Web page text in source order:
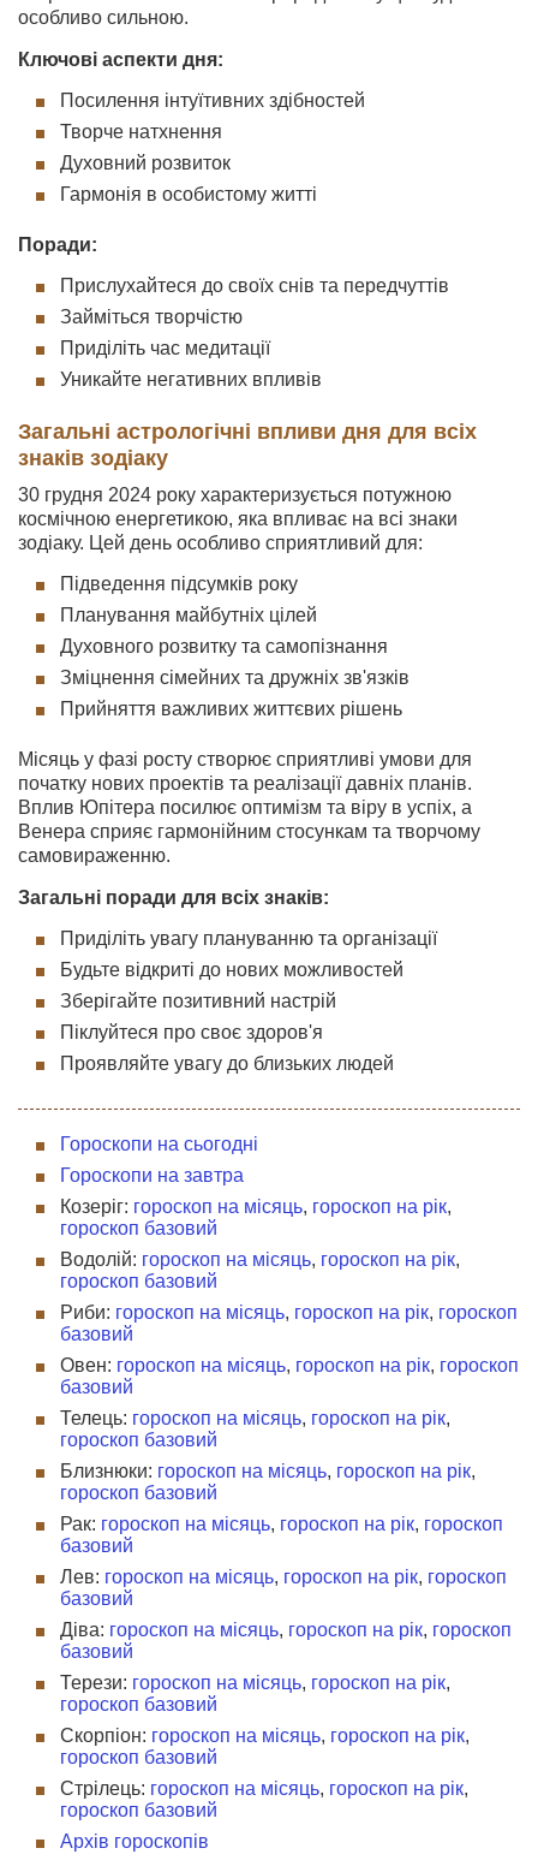
особливо сильною.
Ключові аспекти дня:
Посилення інтуїтивних здібностей
Творче натхнення
Духовний розвиток
Гармонія в особистому житті
Поради:
Прислухайтеся до своїх снів та передчуттів
Займіться творчістю
Приділіть час медитації
Уникайте негативних впливів
Загальні астрологічні впливи дня для всіх
знаків зодіаку
30 грудня 2024 року характеризується потужною
космічною енергетикою, яка впливає на всі знаки
зодіаку. Цей день особливо сприятливий для:
Підведення підсумків року
Планування майбутніх цілей
Духовного розвитку та самопізнання
Зміцнення сімейних та дружніх зв'язків
Прийняття важливих життєвих рішень
Місяць у фазі росту створює сприятливі умови для
початку нових проектів та реалізації давніх планів.
Вплив Юпітера посилює оптимізм та віру в успіх, а
Венера сприяє гармонійним стосункам та творчому
самовираженню.
Загальні поради для всіх знаків:
Приділіть увагу плануванню та організації
Будьте відкриті до нових можливостей
Зберігайте позитивний настрій
Піклуйтеся про своє здоров'я
Проявляйте увагу до близьких людей
Гороскопи на сьогодні
Гороскопи на завтра
Козеріг: гороскоп на місяць, гороскоп на рік,
гороскоп базовий
Водолій: гороскоп на місяць, гороскоп на рік,
гороскоп базовий
Риби: гороскоп на місяць, гороскоп на рік, гороскоп
базовий
Овен: гороскоп на місяць, гороскоп на рік, гороскоп
базовий
Телець: гороскоп на місяць, гороскоп на рік,
гороскоп базовий
Близнюки: гороскоп на місяць, гороскоп на рік,
гороскоп базовий
Рак: гороскоп на місяць, гороскоп на рік, гороскоп
базовий
Лев: гороскоп на місяць, гороскоп на рік, гороскоп
базовий
Діва: гороскоп на місяць, гороскоп на рік, гороскоп
базовий
Терези: гороскоп на місяць, гороскоп на рік,
гороскоп базовий
Скорпіон: гороскоп на місяць, гороскоп на рік,
гороскоп базовий
Стрілець: гороскоп на місяць, гороскоп на рік,
гороскоп базовий
Архів гороскопів